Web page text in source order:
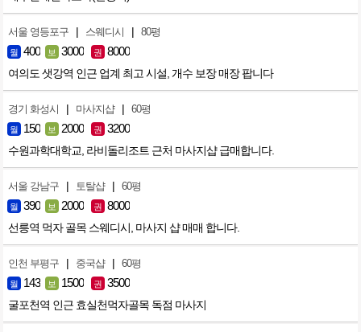
서울 영등포구 | 스웨디시 | 80평
월 400 보 3000 권 8000
여의도 샛강역 인근 업계 최고 시설, 개수 보장 매장 팝니다
경기 화성시 | 마사지샵 | 60평
월 150 보 2000 권 3200
수원과학대학교, 라비돌리조트 근처 마사지샵 급매합니다.
서울 강남구 | 토탈샵 | 60평
월 390 보 2000 권 8000
선릉역 먹자 골목 스웨디시, 마사지 샵 매매 합니다.
인천 부평구 | 중국샵 | 60평
월 143 보 1500 권 3500
굴포천역 인근 효실천먹자골목 독점 마사지